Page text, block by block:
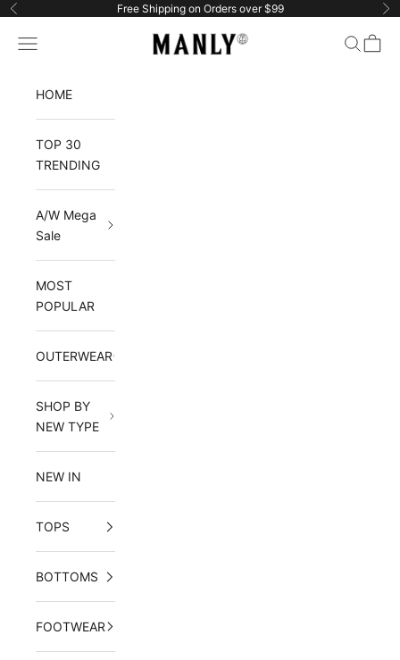
Passer au contenu
Précédent Free Shipping on Orders over $99
Manlytshirt
Menu Panier
HOME
TOP 30
TRENDING
A/W Mega
Sale
MOST
POPULAR
OUTERWEAR
SHOP BY
NEW TYPE
NEW IN
TOPS
BOTTOMS
FOOTWEAR